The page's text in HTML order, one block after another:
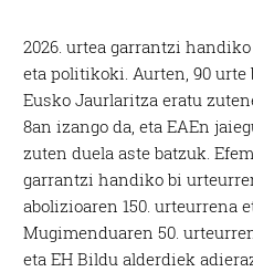
2026. urtea garrantzi
eta politikoki. Aurten, 90
Eusko Jaurlaritza eratu
8an izango da, eta EAEn
zuten duela aste batzuk.
garrantzi handiko bi
abolizioaren 150. urteurrena
Mugimenduaren 50.
eta EH Bildu alderdiek